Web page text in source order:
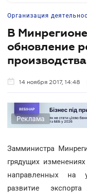
Организация
В
обновление
14 ноября 2017, 14:48
Реклама
Замминистра
грядущих
направленных на
развитие